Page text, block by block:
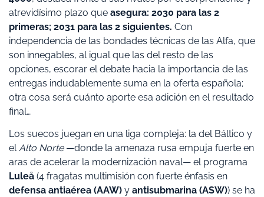
atrevidísimo plazo que asegura: 2030 para las 2
primeras; 2031 para las 2 siguientes. Con
independencia de las bondades técnicas de las Alfa, que
son innegables, al igual que las del resto de las
opciones, escorar el debate hacia la importancia de las
entregas indudablemente suma en la oferta española;
otra cosa será cuánto aporte esa adición en el resultado
final…
Los suecos juegan en una liga compleja: la del Báltico y
elAlto Norte—donde la amenaza rusa empuja fuerte en
aras de acelerar la modernización naval— el programa
Luleå (4 fragatas multimisión con fuerte énfasis en
defensa antiaérea (AAW) y antisubmarina (ASW)) se ha